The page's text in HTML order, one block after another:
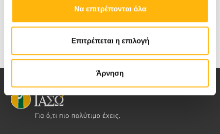
Να επιτρέπονται όλα
Επιτρέπεται η επιλογή
Άρνηση
Δείτε όλα τα νέα